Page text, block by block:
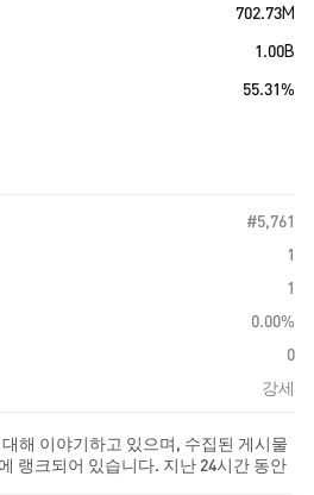
702.73M
1.00B
55.31%
#5,761
1
1
0.00%
0
강세
해 이야기하고 있으며, 수집된 게시물
랭크되어 있습니다. 지난 24시간 동안